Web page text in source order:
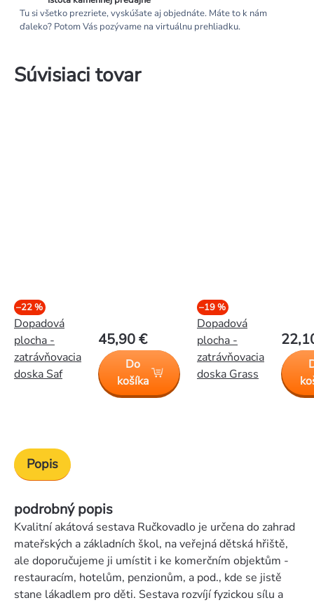
Tu si všetko prezriete, vyskúšate aj objednáte. Máte to k nám
ďaleko? Potom Vás pozývame na virtuálnu prehliadku.
Súvisiaci tovar
–22 %
Dopadová
plocha -
zatrávňovacia
doska Saf
45,90 €
Do
košíka
–19 %
Dopadová
plocha -
zatrávňovacia
doska Grass
Popis
podrobný popis
Kvalitní akátová sestava Ručkovadlo je určena do zahrad
mateřských a základních škol, na veřejná dětská hřiště,
ale doporučujeme ji umístit i ke komerčním objektům -
restauracím, hotelům, penzionům, a pod., kde se jistě
stane lákadlem pro děti. Sestava rozvíjí fyzickou sílu a